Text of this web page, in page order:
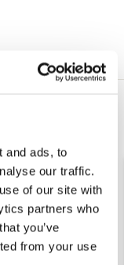
and ads, to
our traffic.
of our site with
partners who
you’ve
from your use
white papier -